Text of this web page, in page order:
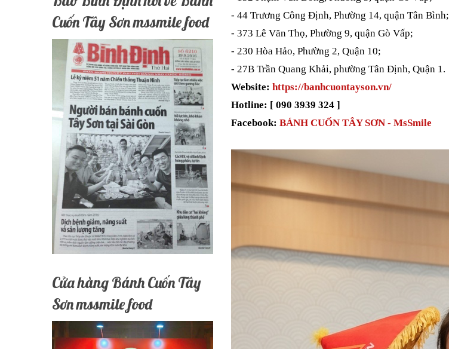
Cuốn Tây Sơn mssmile food
Cửa hàng Bánh Cuốn Tây
Sơn mssmile food
- 44 Trương Công Định, Phường 14, quận Tân Bình;
- 373 Lê Văn Thọ, Phường 9, quận Gò Vấp;
- 230 Hòa Hảo, Phường 2, Quận 10;
- 27B Trần Quang Khải, phường Tân Định, Quận 1.
Website: https://banhcuontayson.vn/
Hotline: [ 090 3939 324 ]
Facebook: BÁNH CUỐN TÂY SƠN - MsSmile